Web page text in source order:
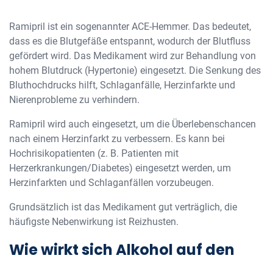
Ramipril ist ein sogenannter ACE-Hemmer. Das bedeutet,
dass es die Blutgefäße entspannt, wodurch der Blutfluss
gefördert wird. Das Medikament wird zur Behandlung von
hohem Blutdruck (Hypertonie) eingesetzt. Die Senkung des
Bluthochdrucks hilft, Schlaganfälle, Herzinfarkte und
Nierenprobleme zu verhindern.
Ramipril wird auch eingesetzt, um die Überlebenschancen
nach einem Herzinfarkt zu verbessern. Es kann bei
Hochrisikopatienten (z. B. Patienten mit
Herzerkrankungen/Diabetes) eingesetzt werden, um
Herzinfarkten und Schlaganfällen vorzubeugen.
Grundsätzlich ist das Medikament gut verträglich, die
häufigste Nebenwirkung ist Reizhusten.
Wie wirkt sich Alkohol auf den